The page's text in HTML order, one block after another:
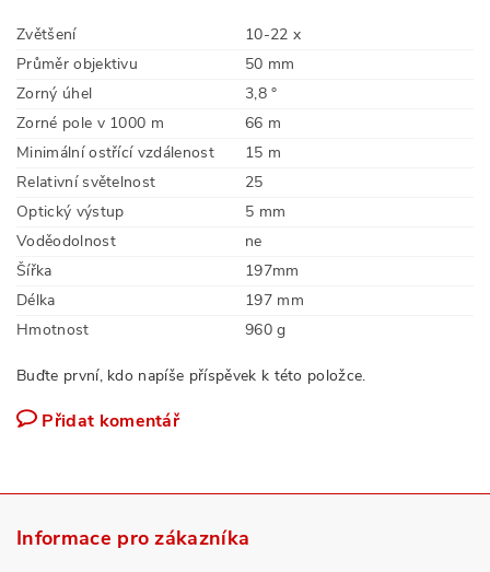
Zvětšení
10-22 x
Průměr objektivu
50 mm
Zorný úhel
3,8 °
Zorné pole v 1000 m
66 m
Minimální ostřící vzdálenost
15 m
Relativní světelnost
25
Optický výstup
5 mm
Voděodolnost
ne
Šířka
197mm
Délka
197 mm
Hmotnost
960 g
Buďte první, kdo napíše příspěvek k této položce.
Přidat komentář
Informace pro zákazníka